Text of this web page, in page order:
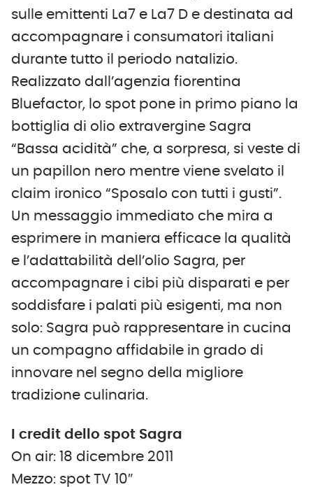
sulle emittenti La7 e La7 D e destinata ad
accompagnare i consumatori italiani
durante tutto il periodo natalizio.
Realizzato dall’agenzia fiorentina
Bluefactor, lo spot pone in primo piano la
bottiglia di olio extravergine Sagra
“Bassa acidità” che, a sorpresa, si veste di
un papillon nero mentre viene svelato il
claim ironico “Sposalo con tutti i gusti”.
Un messaggio immediato che mira a
esprimere in maniera efficace la qualità
e l’adattabilità dell’olio Sagra, per
accompagnare i cibi più disparati e per
soddisfare i palati più esigenti, ma non
solo: Sagra può rappresentare in cucina
un compagno affidabile in grado di
innovare nel segno della migliore
tradizione culinaria.
I credit dello spot Sagra
On air: 18 dicembre 2011
Mezzo: spot TV 10″